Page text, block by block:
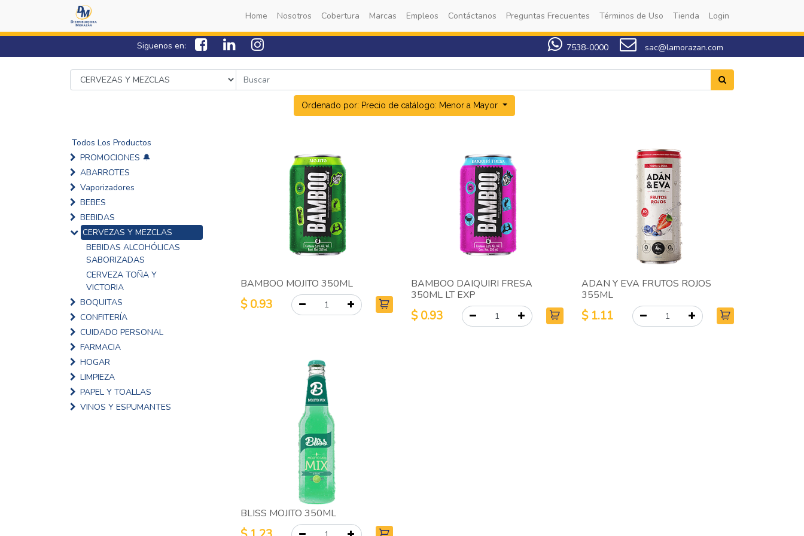
Home Nosotros Cobertura Marcas Empleos Contáctanos Preguntas Frecuentes Términos de Uso Tienda Login
Siguenos en: 7538-0000 sac@lamorazan.com
Ordenado por: Precio de catálogo: Menor a Mayor
Todos Los Productos
PROMOCIONES 🔔
ABARROTES
Vaporizadores
BEBES
BEBIDAS
CERVEZAS Y MEZCLAS
BEBIDAS ALCOHÓLICAS
SABORIZADAS
CERVEZA TOÑA Y
VICTORIA
BOQUITAS
CONFITERÍA
CUIDADO PERSONAL
FARMACIA
HOGAR
LIMPIEZA
PAPEL Y TOALLAS
VINOS Y ESPUMANTES
BAMBOO MOJITO 350ML
$0.93
BAMBOO DAIQUIRI FRESA
350ML LT EXP
$0.93
ADAN Y EVA FRUTOS ROJOS
355ML
$ 1.11
BLISS MOJITO 350ML